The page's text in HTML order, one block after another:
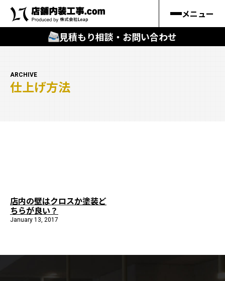
メニュー
見積もり相談・お問い合わせ
キーワードから
はじめての方
店舗内装工事.comの強み
ARCHIVE
仕上げ方法
店内の壁はクロスか塗装ど
ちらが良い？
January 13, 2017